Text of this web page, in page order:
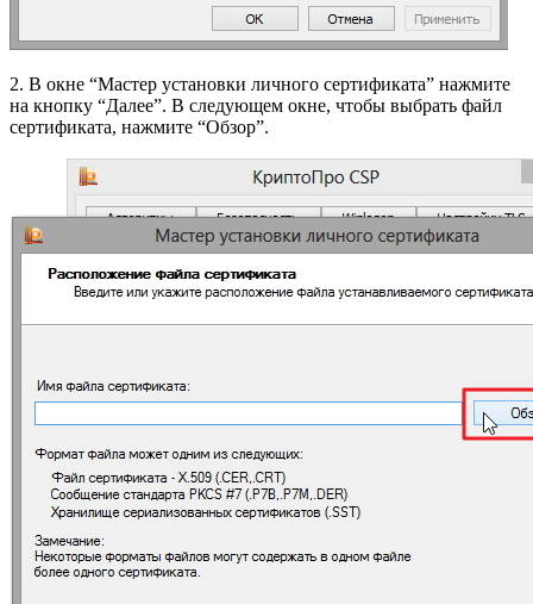
2. В окне “Мастер установки личного сертификата” нажмите
на кнопку “Далее”. В следующем окне, чтобы выбрать файл
сертификата, нажмите “Обзор”.